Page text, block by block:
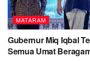
MATARAM
Gubernur Miq Iqbal
Semua Umat